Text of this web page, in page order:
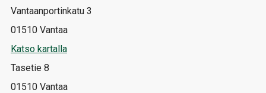
Vantaanportinkatu 3
01510 Vantaa
Katso kartalla
Tasetie 8
01510 Vantaa